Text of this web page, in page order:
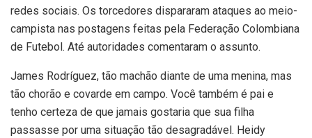
redes sociais. Os torcedores dispararam ataques ao meio-
campista nas postagens feitas pela Federação Colombiana
de Futebol. Até autoridades comentaram o assunto.
James Rodríguez, tão machão diante de uma menina, mas
tão chorão e covarde em campo. Você também é pai e
tenho certeza de que jamais gostaria que sua filha
passasse por uma situação tão desagradável. Heidy